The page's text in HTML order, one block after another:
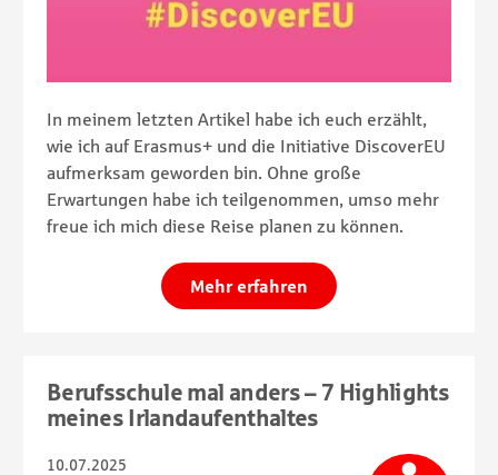
In meinem letzten Artikel habe ich euch erzählt,
wie ich auf Erasmus+ und die Initiative DiscoverEU
aufmerksam geworden bin. Ohne große
Erwartungen habe ich teilgenommen, umso mehr
freue ich mich diese Reise planen zu können.
Mehr erfahren
Berufsschule mal anders – 7 Highlights
meines Irlandaufenthaltes
10.07.2025